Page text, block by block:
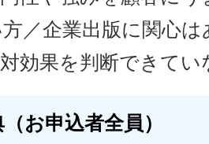
／企業出版に関心
効果を判断できてい
お申込者全員）